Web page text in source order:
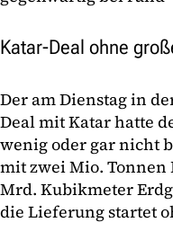
Katar-Deal ohne
Der am Dienstag in
Deal mit Katar hatte
wenig oder gar nicht
mit zwei Mio. Tonnen
Mrd. Kubikmeter
die Lieferung startet